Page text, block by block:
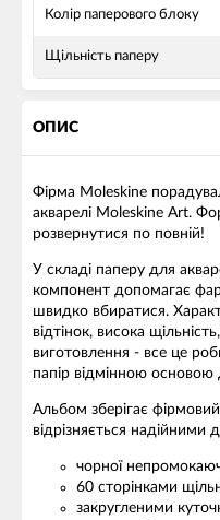
Колір паперового блоку
Щільність паперу
ОПИС
Фірма Moleskine
акварелі Moleskine Art.
розвернутися по повній!
У складі паперу для
компонент допомагає
швидко вбиратися.
відтінок, висока
виготовлення - все це
папір відмінною
Альбом зберігає
відрізняється надійними
чорної
60 сторінками
закругленими